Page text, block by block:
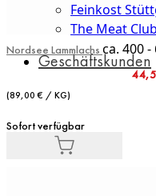
Feinkost
The Meat
Geschäftskunden
Nordsee Lammlachs ca. 400 -
(89,00 € / KG)
Sofort verfügbar